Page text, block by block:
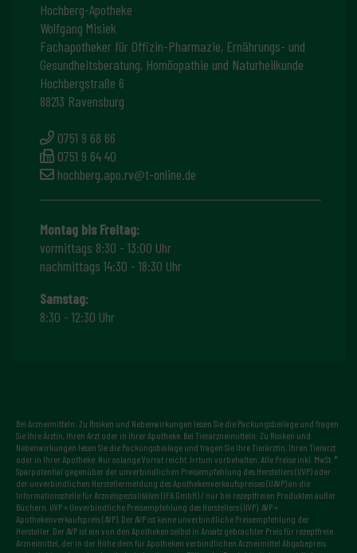
Hochberg-Apotheke
Wolfgang Misiek
Fachapotheker für Offizin-Pharmazie, Ernährungs- und
Gesundheitsberatung, Homöopathie und Naturheilkunde
Hochbergstraße 6
88213 Ravensburg
0751 9 68 66
0751 9 64 40
hochberg.apo.rv@t-online.de
Montag bis Freitag:
vormittags 8:30 - 13:00 Uhr
nachmittags 14:30 - 18:30 Uhr
Samstag:
8:30 - 12:30 Uhr
Bei Arzneimitteln: Zu Risiken und Nebenwirkungen lesen Sie die Packungsbeilage und fragen
Sie Ihre Ärztin, Ihren Arzt oder in Ihrer Apotheke. Bei Tierarzneimitteln: Zu Risiken und
Nebenwirkungen lesen Sie die Packungsbeilage und fragen Sie Ihre Tierärztin, Ihren Tierarzt
oder in Ihrer Apotheke. Nur solange Vorrat reicht. Irrtum vorbehalten. Alle Preise inkl. MwSt. *
Sparpotential gegenüber der unverbindlichen Preisempfehlung des Herstellers (UVP) oder
der unverbindlichen Herstellermeldung des Apothekenverkaufspreises (UAVP) an die
Informationsstelle für Arzneispezialitäten (IFA GmbH) / nur bei rezeptfreien Produkten außer
Büchern. UVP = Unverbindliche Preisempfehlung des Herstellers (UVP). AVP =
Apothekenverkaufspreis (AVP). Der AVP ist keine unverbindliche Preisempfehlung der
Hersteller. Der AVP ist ein von den Apotheken selbst in Ansatz gebrachter Preis für rezeptfreie
Arzneimittel, der in der Höhe dem für Apotheken verbindlichen Arzneimittel Abgabepreis